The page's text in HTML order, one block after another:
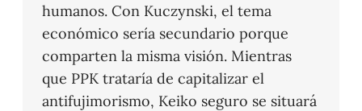
humanos. Con Kuczynski, el tema
económico sería secundario porque
comparten la misma visión. Mientras
que PPK trataría de capitalizar el
antifujimorismo, Keiko seguro se situará